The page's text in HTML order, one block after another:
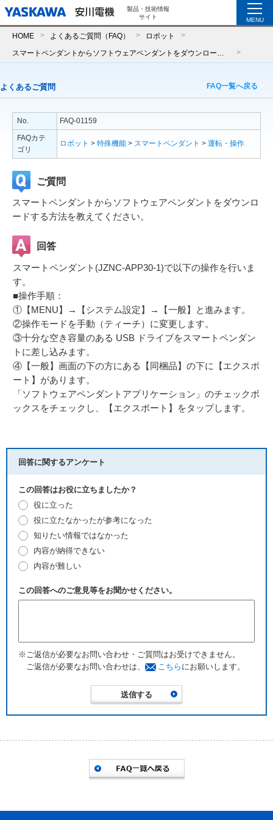
製品・技術情報
サイト
MENU
HOME よくあるご質問（FAQ） ロボット
よくあるご質問 FAQ一覧へ戻る
No.
FAQ-01159
FAQカテ
ゴリ
ロボット > 特殊機能 > スマートペンダント > 運転・操作
ご質問
スマートペンダントからソフトウェアペンダントをダウンロ
ードする方法を教えてください。
回答
スマートペンダント(JZNC-APP30-1)で以下の操作を行いま
す。
■操作手順：
①【MENU】→【システム設定】→【一般】と進みます。
②操作モードを手動（ティーチ）に変更します。
③十分な空き容量のある USB ドライブをスマートペンダン
トに差し込みます。
④【一般】画面の下の方にある【同梱品】の下に【エクスポ
ート】があります。
「ソフトウェアペンダントアプリケーション」のチェックボ
ックスをチェックし、【エクスポート】をタップします。
回答に関するアンケート
この回答はお役に立ちましたか？
役に立った
役に立たなかったが参考になった
知りたい情報ではなかった
内容が納得できない
内容が難しい
この回答へのご意見等をお聞かせください。
※ご返信が必要なお問い合わせ・ご質問はお受けできません。
ご返信が必要なお問い合わせは、
こちら にお願いします。